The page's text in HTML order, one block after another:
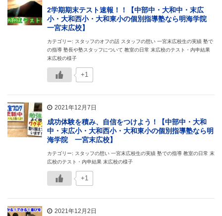
2学期期末テスト速報！！【中部中・大和中・末広
小・大和西小・大和東小の個別指導塾なら明海学院
一宮末広校】
カテゴリー: スタッフのオフの話 スタッフの想い 一宮末広校生の実績 塾で
の指導 塾長や塾スタッフについて 教室の日常 末広校のテスト・内申結果
末広校の様子
+1
2021年12月7日
成功体験を積み、自信をつけよう！【中部中・大和
中・末広小・大和西小・大和東小の個別指導塾なら明
海学院 一宮末広校】
カテゴリー: スタッフの想い 一宮末広校生の実績 塾での指導 教室の日常 末
広校のテスト・内申結果 末広校の様子
+1
2021年12月2日